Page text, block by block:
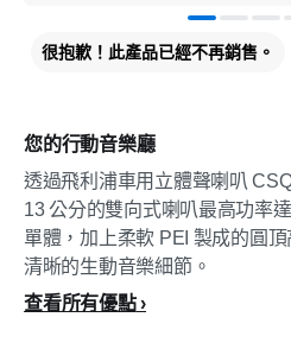
您的行動音樂廳
透過飛利浦車用立體聲喇叭
13 公分的雙向式喇叭最高功率
單體，加上柔軟 PEI 製成的圓
清晰的生動音樂細節。
查看所有優點
很抱歉！此產品已經不再銷售。